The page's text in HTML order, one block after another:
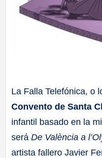
La Falla Telefónica, o
Convento de Santa
infantil basado en la
seráDe València a
artista fallero Javier